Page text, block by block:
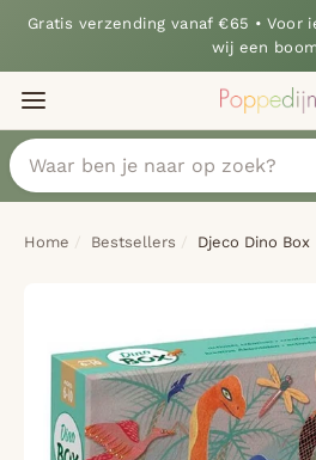
Gratis verzending vanaf €65 •
wij een
Home Bestsellers Djeco Dino Box